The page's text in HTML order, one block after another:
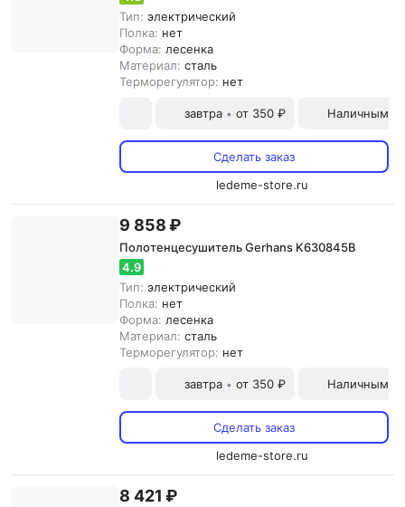
Тип: электрический
Полка: нет
Форма: лесенка
Материал: сталь
Терморегулятор: нет
завтра • от 350 ₽ Наличными
Сделать заказ
ledeme-store.ru
9 858 ₽
Полотенцесушитель Gerhans K630845B
4.9
Тип: электрический
Полка: нет
Форма: лесенка
Материал: сталь
Терморегулятор: нет
завтра • от 350 ₽ Наличными
Сделать заказ
ledeme-store.ru
8 421 ₽